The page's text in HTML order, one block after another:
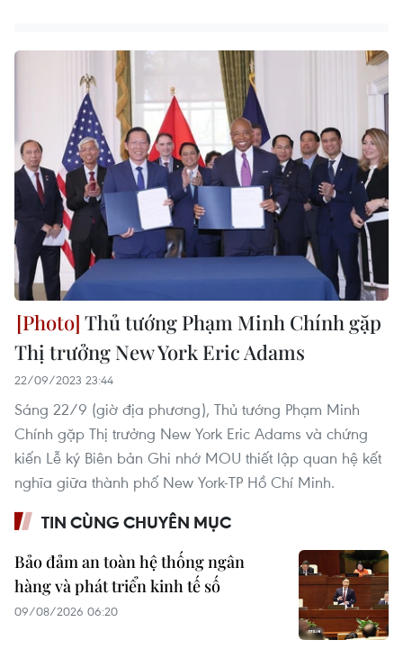
Thủ tướng Phạm Minh Chính gặp
Thị trưởng New York Eric Adams
22/09/2023 23:44
Sáng 22/9 (giờ địa phương), Thủ tướng Phạm Minh
Chính gặp Thị trưởng New York Eric Adams và chứng
kiến Lễ ký Biên bản Ghi nhớ MOU thiết lập quan hệ kết
nghĩa giữa thành phố New York-TP Hồ Chí Minh.
TIN CÙNG CHUYÊN MỤC
Bảo đảm an toàn hệ thống ngân
hàng và phát triển kinh tế số
09/08/2026 06:20